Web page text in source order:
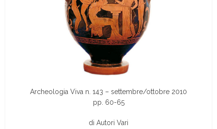
Archeologia Viva n. 143 – settembre/ottobre 2010
pp. 60-65
di Autori Vari